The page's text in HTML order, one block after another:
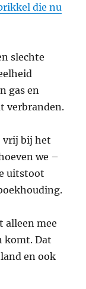
die nu
slechte
gas en
verbranden.
vrij bij het
we –
uitstoot
alleen mee
komt. Dat
en ook